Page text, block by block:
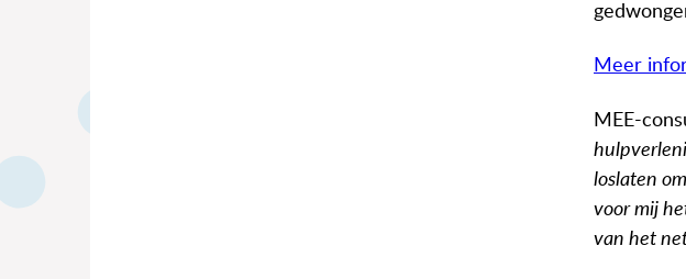
Meer
MEE-
loslaten
voor mij
van het